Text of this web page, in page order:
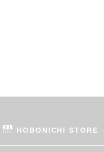
HOBONICHI STORE